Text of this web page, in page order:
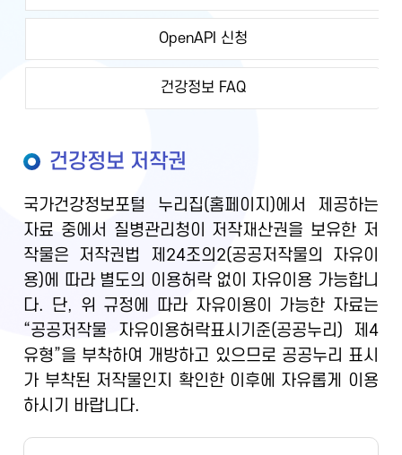
OpenAPI 신청
건강정보 FAQ
건강정보 저작권
국가건강정보포털 누리집(홈페이지)에서 제공하는
자료 중에서 질병관리청이 저작재산권을 보유한 저
작물은 저작권법 제24조의2(공공저작물의 자유이
용)에 따라 별도의 이용허락 없이 자유이용 가능합니
다. 단, 위 규정에 따라 자유이용이 가능한 자료는
“공공저작물 자유이용허락표시기준(공공누리) 제4
유형”을 부착하여 개방하고 있으므로 공공누리 표시
가 부착된 저작물인지 확인한 이후에 자유롭게 이용
하시기 바랍니다.